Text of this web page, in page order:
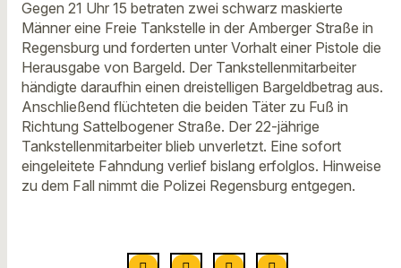
Gegen 21 Uhr 15 betraten zwei schwarz maskierte
Männer eine Freie Tankstelle in der Amberger Straße in
Regensburg und forderten unter Vorhalt einer Pistole die
Herausgabe von Bargeld. Der Tankstellenmitarbeiter
händigte daraufhin einen dreistelligen Bargeldbetrag aus.
Anschließend flüchteten die beiden Täter zu Fuß in
Richtung Sattelbogener Straße. Der 22-jährige
Tankstellenmitarbeiter blieb unverletzt. Eine sofort
eingeleitete Fahndung verlief bislang erfolglos. Hinweise
zu dem Fall nimmt die Polizei Regensburg entgegen.